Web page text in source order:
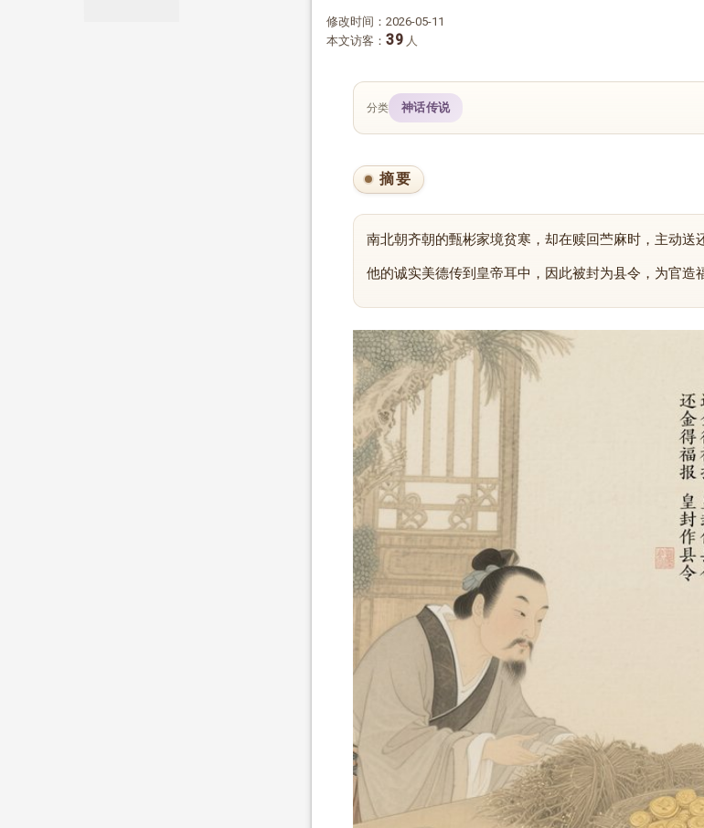
修改时间：2026-05-11
本文访客： 39 人
分类 神话传说
摘要
南北朝齐朝的甄彬家境贫寒，却在赎回苎麻时，主动送
他的诚实美德传到皇帝耳中，因此被封为县令，为官造